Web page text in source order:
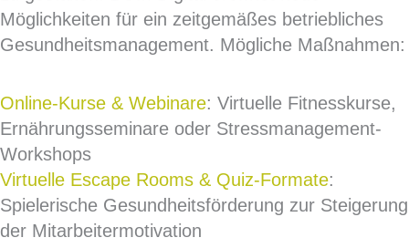
Möglichkeiten für ein zeitgemäßes betriebliches
Gesundheitsmanagement. Mögliche Maßnahmen:
Online-Kurse & Webinare: Virtuelle Fitnesskurse,
Ernährungsseminare oder Stressmanagement-
Workshops
Virtuelle Escape Rooms & Quiz-Formate:
Spielerische Gesundheitsförderung zur Steigerung
der Mitarbeitermotivation